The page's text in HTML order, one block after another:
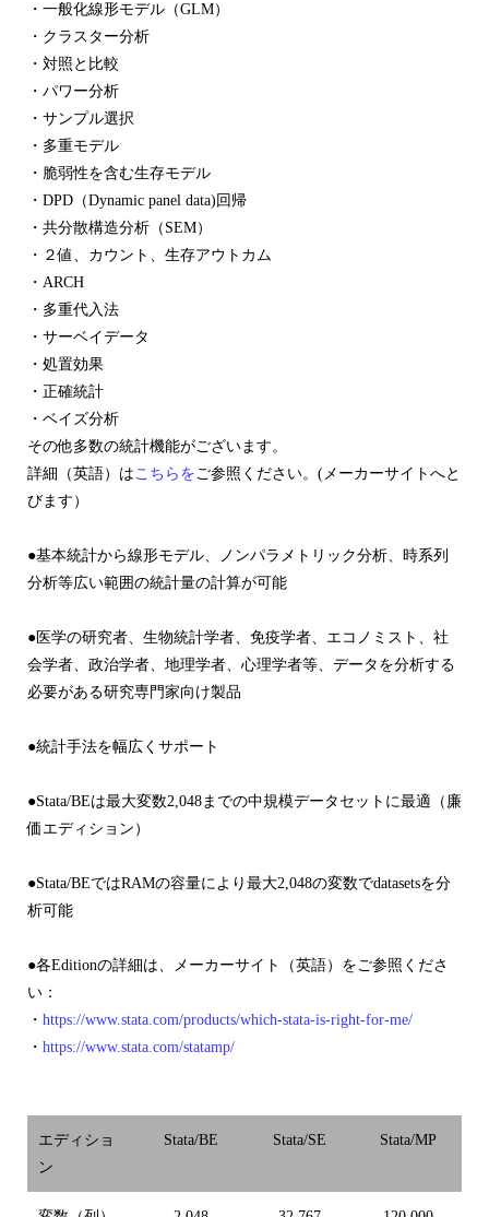
・一般化線形モデル（GLM）
・クラスター分析
・対照と比較
・パワー分析
・サンプル選択
・多重モデル
・脆弱性を含む生存モデル
・DPD（Dynamic panel data)回帰
・共分散構造分析（SEM）
・２値、カウント、生存アウトカム
・ARCH
・多重代入法
・サーベイデータ
・処置効果
・正確統計
・ベイズ分析
その他多数の統計機能がございます。
詳細（英語）はこちらをご参照ください。(メーカーサイトへと
びます）
●基本統計から線形モデル、ノンパラメトリック分析、時系列
分析等広い範囲の統計量の計算が可能
●医学の研究者、生物統計学者、免疫学者、エコノミスト、社
会学者、政治学者、地理学者、心理学者等、データを分析する
必要がある研究専門家向け製品
●統計手法を幅広くサポート
●Stata/BEは最大変数2,048までの中規模データセットに最適（廉
価エディション）
●Stata/BEではRAMの容量により最大2,048の変数でdatasetsを分
析可能
●各Editionの詳細は、メーカーサイト（英語）をご参照くださ
い：
・ https://www.stata.com/products/which-stata-is-right-for-me/
・ https://www.stata.com/statamp/
エディショ
ン
Stata/BE Stata/SE Stata/MP